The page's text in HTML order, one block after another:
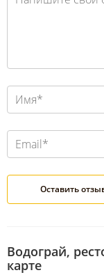
Водограй,
карте